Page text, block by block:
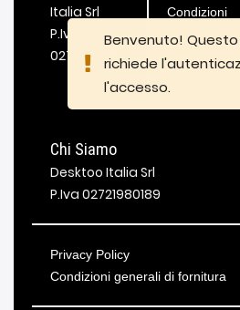
Benvenuto!
richiede
l'accesso.
Italia Srl
P.Iva
02721980189
Condizioni
generali di
fornitura
Chi Siamo
Desktoo Italia Srl
P.Iva 02721980189
Privacy Policy
Condizioni generali di fornitura